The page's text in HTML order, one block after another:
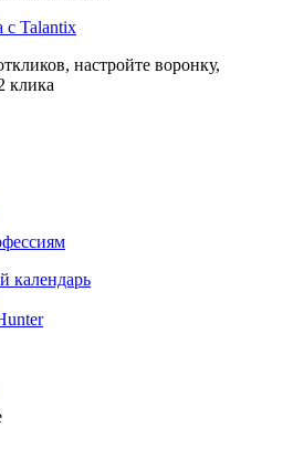
с Talantix
настройте воронку,
клика
календарь